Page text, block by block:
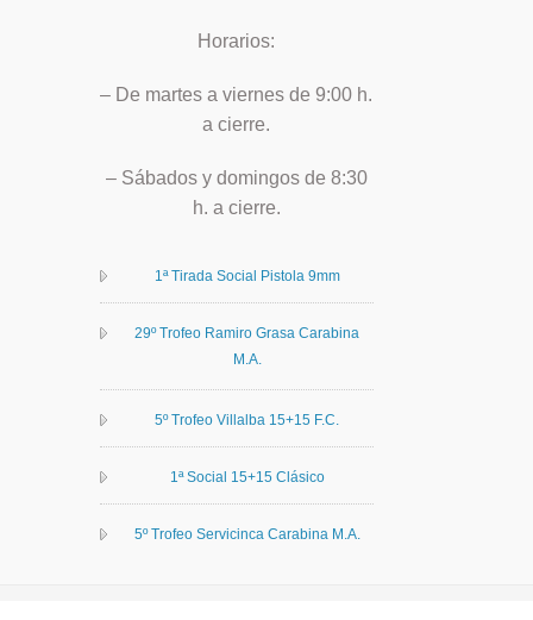
Horarios:
– De martes a viernes de 9:00 h.
a cierre.
– Sábados y domingos de 8:30
h. a cierre.
1ª Tirada Social Pistola 9mm
29º Trofeo Ramiro Grasa Carabina
M.A.
5º Trofeo Villalba 15+15 F.C.
1ª Social 15+15 Clásico
5º Trofeo Servicinca Carabina M.A.